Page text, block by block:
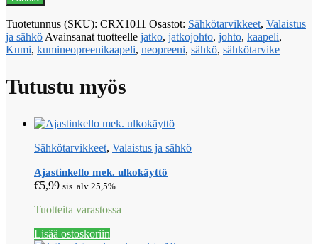
Tuotetunnus (SKU): CRX1011 Osastot: Sähkötarvikkeet, Valaistus
ja sähkö Avainsanat tuotteelle jatko, jatkojohto, johto, kaapeli,
Kumi, kumineopreenikaapeli, neopreeni, sähkö, sähkötarvike
Tutustu myös
Sähkötarvikkeet, Valaistus ja sähkö
Ajastinkello mek. ulkokäyttö
€5,99 sis. alv 25,5%
Tuotteita varastossa
Lisää ostoskoriin